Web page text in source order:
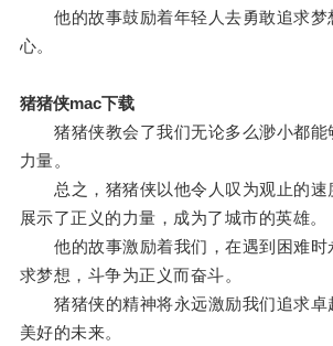
他的故事鼓励着年轻人去勇敢追求梦
心。
猪猪侠mac下载
猪猪侠教会了我们无论多么渺小都能
力量。
总之，猪猪侠以他令人叹为观止的速
展示了正义的力量，成为了城市的英雄。
他的故事激励着我们，在遇到困难时
求梦想，斗争为正义而奋斗。
猪猪侠的精神将永远激励我们追求卓
美好的未来。